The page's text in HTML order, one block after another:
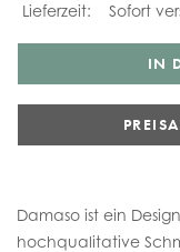
Sofort
IN
Damaso ist ein
hochqualitative